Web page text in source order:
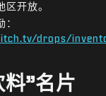
区开放。
drops/
”名片